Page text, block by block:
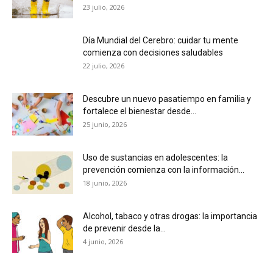
23 julio, 2026
Día Mundial del Cerebro: cuidar tu mente
comienza con decisiones saludables
22 julio, 2026
Descubre un nuevo pasatiempo en familia y
fortalece el bienestar desde...
25 junio, 2026
Uso de sustancias en adolescentes: la
prevención comienza con la información...
18 junio, 2026
Alcohol, tabaco y otras drogas: la importancia
de prevenir desde la...
4 junio, 2026